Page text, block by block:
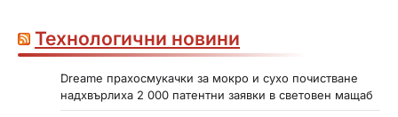
Технологични новини
Dreame прахосмукачки за мокро и сухо почистване
надхвърлиха 2 000 патентни заявки в световен мащаб